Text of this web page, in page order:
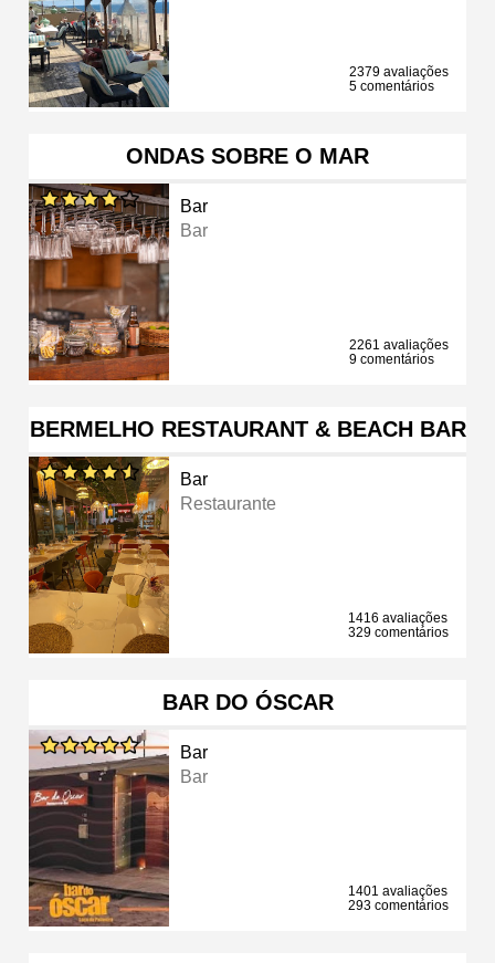
2379 avaliações
5 comentários
ONDAS SOBRE O MAR
Bar
Bar
2261 avaliações
9 comentários
BERMELHO RESTAURANT & BEACH BAR
Bar
Restaurante
1416 avaliações
329 comentários
BAR DO ÓSCAR
Bar
Bar
1401 avaliações
293 comentários